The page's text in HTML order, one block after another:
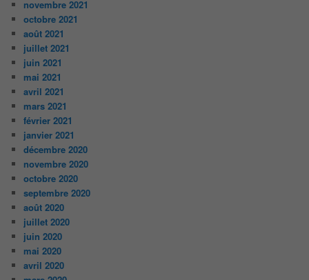
novembre 2021
octobre 2021
août 2021
juillet 2021
juin 2021
mai 2021
avril 2021
mars 2021
février 2021
janvier 2021
décembre 2020
novembre 2020
octobre 2020
septembre 2020
août 2020
juillet 2020
juin 2020
mai 2020
avril 2020